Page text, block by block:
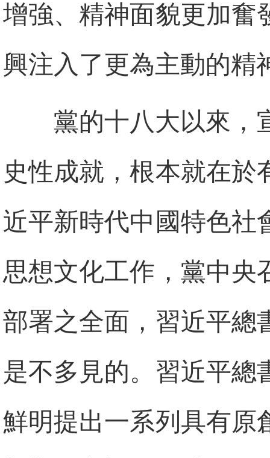
增強、精神面貌更加奮
興注入了更為主動的精
黨的十八大以來，
史性成就，根本就在於
近平新時代中國特色社
思想文化工作，黨中央
部署之全面，習近平總
是不多見的。習近平總
鮮明提出一系列具有原